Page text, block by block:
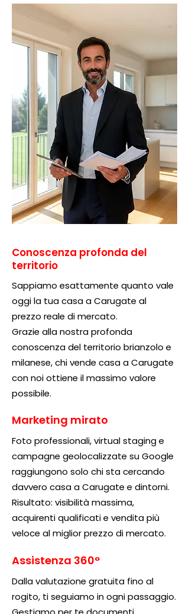
Conoscenza profonda del
territorio
Sappiamo esattamente quanto vale
oggi la tua casa a Carugate al
prezzo reale di mercato.
Grazie alla nostra profonda
conoscenza del territorio brianzolo e
milanese, chi vende casa a Carugate
con noi ottiene il massimo valore
possibile.
Marketing mirato
Foto professionali, virtual staging e
campagne geolocalizzate su Google
raggiungono solo chi sta cercando
davvero casa a Carugate e dintorni.
Risultato: visibilità massima,
acquirenti qualificati e vendita più
veloce al miglior prezzo di mercato.
Assistenza 360°
Dalla valutazione gratuita fino al
rogito, ti seguiamo in ogni passaggio.